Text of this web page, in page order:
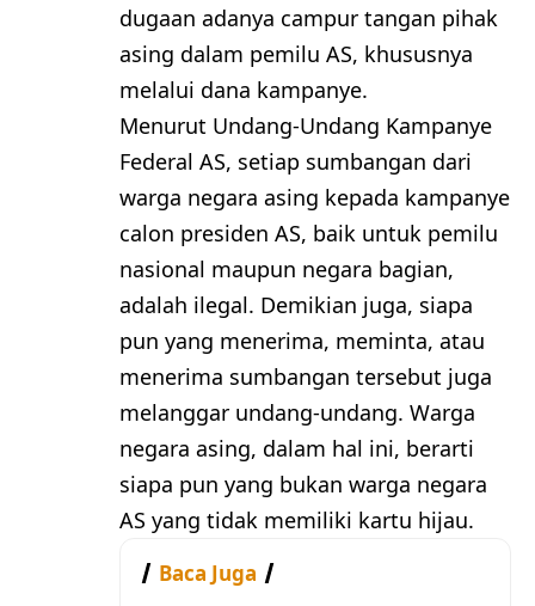
dugaan adanya campur tangan pihak
asing dalam pemilu AS, khususnya
melalui dana kampanye.
Menurut Undang-Undang Kampanye
Federal AS, setiap sumbangan dari
warga negara asing kepada kampanye
calon presiden AS, baik untuk pemilu
nasional maupun negara bagian,
adalah ilegal. Demikian juga, siapa
pun yang menerima, meminta, atau
menerima sumbangan tersebut juga
melanggar undang-undang. Warga
negara asing, dalam hal ini, berarti
siapa pun yang bukan warga negara
AS yang tidak memiliki kartu hijau.
Baca Juga